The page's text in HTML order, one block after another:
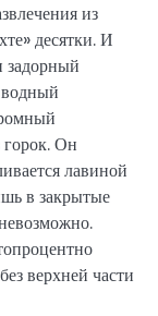
из
десятки. И
задорный
Он
лавиной
в закрытые
верхней части